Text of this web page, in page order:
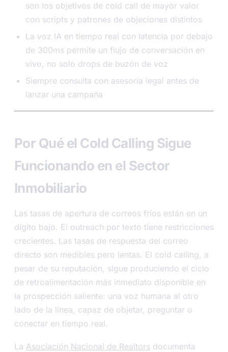
son los objetivos de cold call de mayor valor
con scripts y patrones de objeciones distintos
La voz IA en tiempo real con latencia por debajo
de 300ms permite un flujo de conversación en
vivo, no solo drops de buzón de voz
Siempre consulta con asesoría legal antes de
lanzar una campaña
Por Qué el Cold Calling Sigue
Funcionando en el Sector
Inmobiliario
Las tasas de apertura de correos fríos están en un
dígito bajo. El outreach por texto tiene restricciones
crecientes. Las tasas de respuesta del correo
directo son medibles pero lentas. El cold calling, a
pesar de su reputación, sigue produciendo el ciclo
de retroalimentación más inmediato disponible en
la prospección saliente: una voz humana al otro
lado de la línea, capaz de objetar, preguntar o
conectar en tiempo real.
La Asociación Nacional de Realtors documenta